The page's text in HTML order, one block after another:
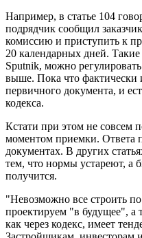
Например, в статье 104
подрядчик сообщил
комиссию и приступить к
20 календарных дней.
Sputnik, можно
выше. Пока что фактически
первичного документа, и
кодекса.
Кстати при этом не совсем
моментом приемки. Ответа
документах. В других
тем, что нормы устареют, а
получится.
"Невозможно все строить
проектируем "в будущее", а
как через кодекс, имеет